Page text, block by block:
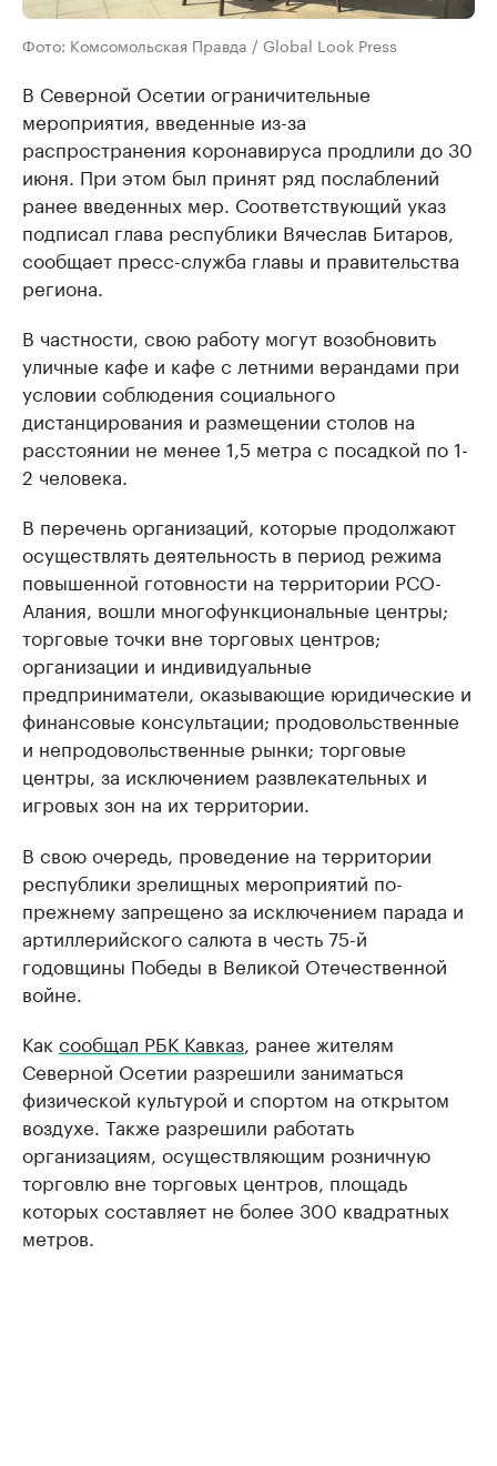
Фото: Комсомольская Правда / Global Look Press
В Северной Осетии ограничительные
мероприятия, введенные из-за
распространения коронавируса продлили до 30
июня. При этом был принят ряд послаблений
ранее введенных мер. Соответствующий указ
подписал глава республики Вячеслав Битаров,
сообщает пресс-служба главы и правительства
региона.
В частности, свою работу могут возобновить
уличные кафе и кафе с летними верандами при
условии соблюдения социального
дистанцирования и размещении столов на
расстоянии не менее 1,5 метра с посадкой по 1-
2 человека.
В перечень организаций, которые продолжают
осуществлять деятельность в период режима
повышенной готовности на территории РСО-
Алания, вошли многофункциональные центры;
торговые точки вне торговых центров;
организации и индивидуальные
предприниматели, оказывающие юридические и
финансовые консультации; продовольственные
и непродовольственные рынки; торговые
центры, за исключением развлекательных и
игровых зон на их территории.
В свою очередь, проведение на территории
республики зрелищных мероприятий по-
прежнему запрещено за исключением парада и
артиллерийского салюта в честь 75-й
годовщины Победы в Великой Отечественной
войне.
Как сообщал РБК Кавказ, ранее жителям
Северной Осетии разрешили заниматься
физической культурой и спортом на открытом
воздухе. Также разрешили работать
организациям, осуществляющим розничную
торговлю вне торговых центров, площадь
которых составляет не более 300 квадратных
метров.